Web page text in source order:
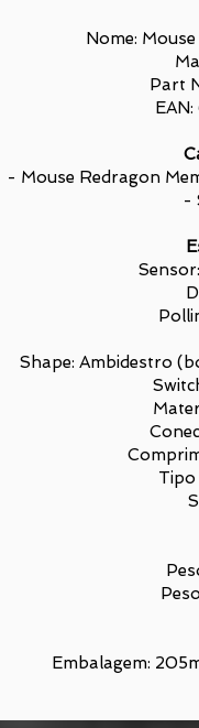
Nome:
Part
- Mouse Redragon
-
Shape: Ambidestro
Tipo
Embalagem: